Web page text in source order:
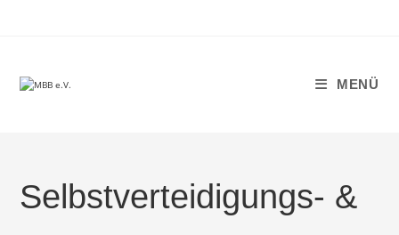
MENÜ
Selbstverteidigungs- &